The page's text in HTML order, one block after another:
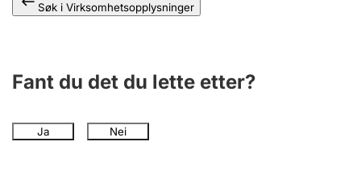
Søk i Virksomhetsopplysninger
Fant du det du lette etter?
Ja Nei